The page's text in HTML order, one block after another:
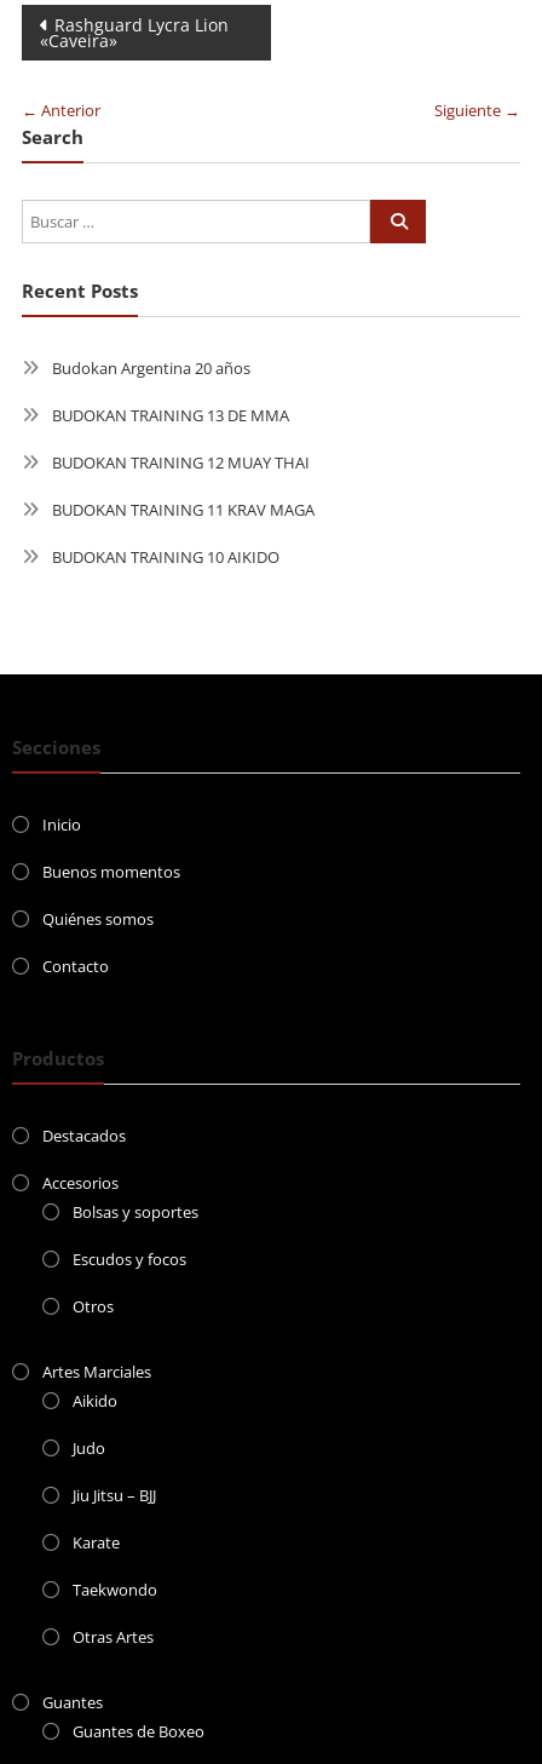
Navegación
de
entradas
Rashguard Lycra Lion
«Caveira»
← Anterior Siguiente →
Search
Recent Posts
Budokan Argentina 20 años
BUDOKAN TRAINING 13 DE MMA
BUDOKAN TRAINING 12 MUAY THAI
BUDOKAN TRAINING 11 KRAV MAGA
BUDOKAN TRAINING 10 AIKIDO
Secciones
Inicio
Buenos momentos
Quiénes somos
Contacto
Productos
Destacados
Accesorios
Bolsas y soportes
Escudos y focos
Otros
Artes Marciales
Aikido
Judo
Jiu Jitsu – BJJ
Karate
Taekwondo
Otras Artes
Guantes
Guantes de Boxeo